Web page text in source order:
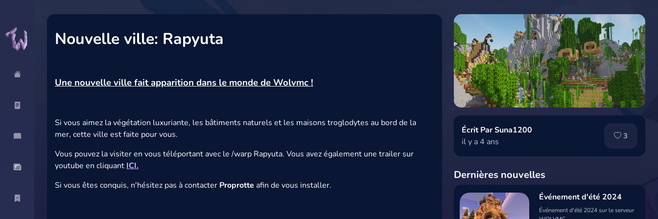
Nouvelle ville: Rapyuta
Une nouvelle ville fait apparition dans le monde de Wolvmc !
Si vous aimez la végétation luxuriante, les bâtiments naturels et les maisons troglodytes au bord de la
mer, cette ville est faite pour vous.
Vous pouvez la visiter en vous téléportant avec le /warp Rapyuta. Vous avez également une trailer sur
youtube en cliquant ICI.
Si vous êtes conquis, n'hésitez pas à contacter Proprotte afin de vous installer.
Écrit Par Suna1200
il y a 4 ans
3
Dernières nouvelles
Événement d'été 2024
Événement d'été 2024 sur le serveur